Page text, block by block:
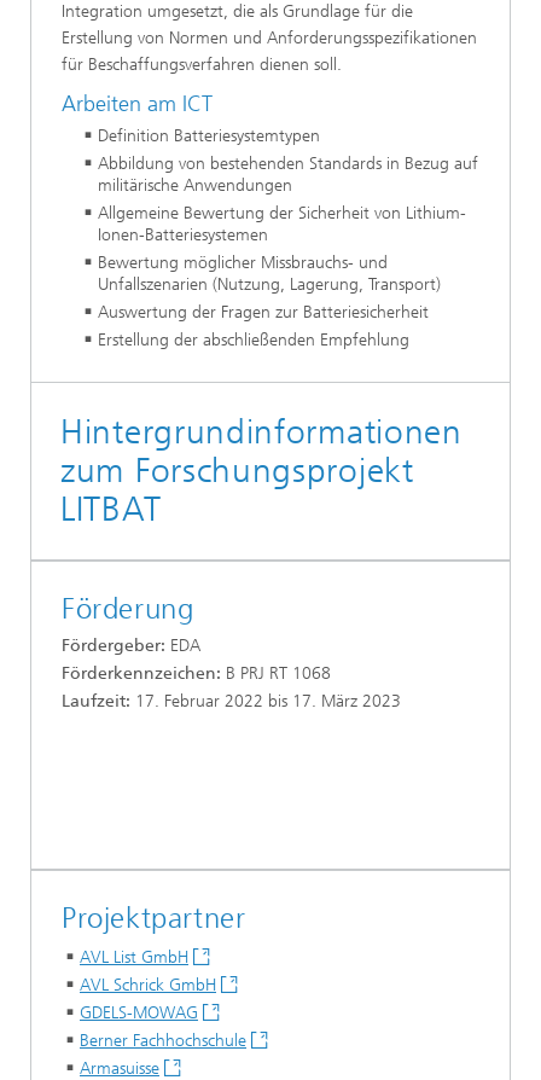
Integration umgesetzt, die als Grundlage für die
Erstellung von Normen und Anforderungsspezifikationen
für Beschaffungsverfahren dienen soll.
Arbeiten am ICT
Definition Batteriesystemtypen
Abbildung von bestehenden Standards in Bezug auf
militärische Anwendungen
Allgemeine Bewertung der Sicherheit von Lithium-
Ionen-Batteriesystemen
Bewertung möglicher Missbrauchs- und
Unfallszenarien (Nutzung, Lagerung, Transport)
Auswertung der Fragen zur Batteriesicherheit
Erstellung der abschließenden Empfehlung
Hintergrundinformationen
zum Forschungsprojekt
LITBAT
Förderung
Fördergeber: EDA
Förderkennzeichen: B PRJ RT 1068
Laufzeit: 17. Februar 2022 bis 17. März 2023
Projektpartner
AVL List GmbH
AVL Schrick GmbH
GDELS-MOWAG
Berner Fachhochschule
Armasuisse